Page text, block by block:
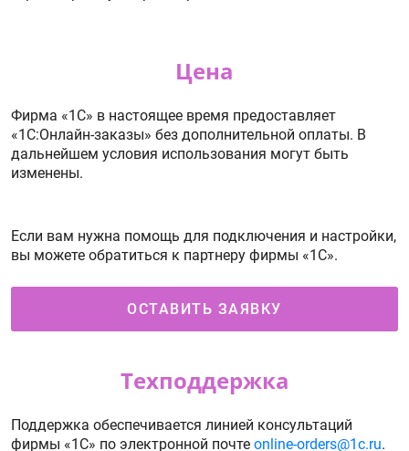
Цена
Фирма «1С» в настоящее время предоставляет
«1С:Онлайн-заказы» без дополнительной оплаты. В
дальнейшем условия использования могут быть
изменены.
Если вам нужна помощь для подключения и настройки,
вы можете обратиться к партнеру фирмы «1С».
ОСТАВИТЬ ЗАЯВКУ
Техподдержка
Поддержка обеспечивается линией консультаций
фирмы «1С» по электронной почте online-orders@1c.ru.